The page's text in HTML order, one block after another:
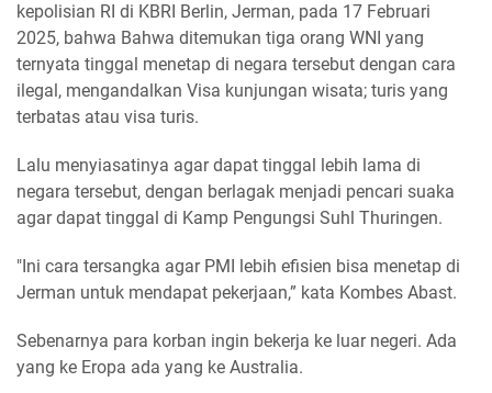
kepolisian RI di KBRI Berlin, Jerman, pada 17 Februari
2025, bahwa Bahwa ditemukan tiga orang WNI yang
ternyata tinggal menetap di negara tersebut dengan cara
ilegal, mengandalkan Visa kunjungan wisata; turis yang
terbatas atau visa turis.
Lalu menyiasatinya agar dapat tinggal lebih lama di
negara tersebut, dengan berlagak menjadi pencari suaka
agar dapat tinggal di Kamp Pengungsi Suhl Thuringen.
"Ini cara tersangka agar PMI lebih efisien bisa menetap di
Jerman untuk mendapat pekerjaan,” kata Kombes Abast.
Sebenarnya para korban ingin bekerja ke luar negeri. Ada
yang ke Eropa ada yang ke Australia.